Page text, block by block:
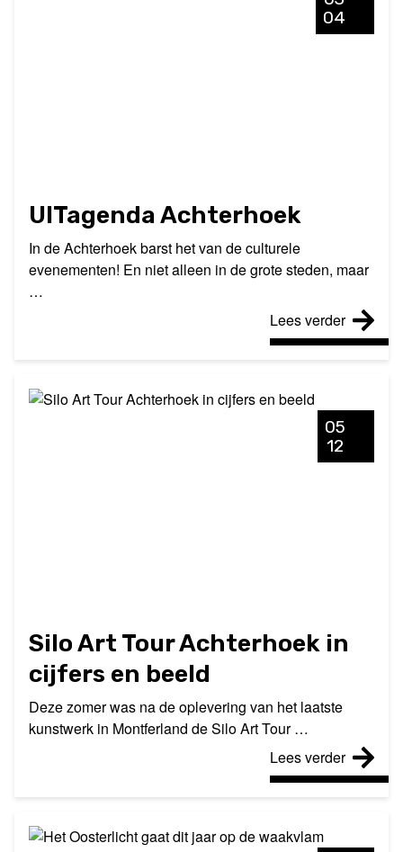
04
UITagenda Achterhoek
In de Achterhoek barst het van de culturele
evenementen! En niet alleen in de grote steden, maar
…
Lees verder
05
12
Silo Art Tour Achterhoek in
cijfers en beeld
Deze zomer was na de oplevering van het laatste
kunstwerk in Montferland de Silo Art Tour …
Lees verder